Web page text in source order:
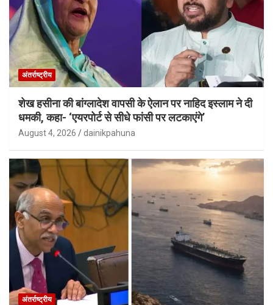
अंतर्राष्ट्रीय
शेख हसीना की बांग्लादेश वापसी के ऐलान पर नाहिद इस्लाम ने दी
धमकी, कहा- ‘एयरपोर्ट से सीधे फांसी पर लटकाएंगे’
August 4, 2026 dainikpahuna
अंतर्राष्ट्रीय